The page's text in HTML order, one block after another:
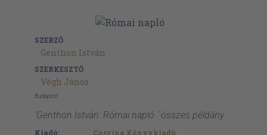
SZERZŐ
Genthon István
SZERKESZTŐ
Végh János
Budapest
'Genthon István: Római napló ' összes példány
Kiadó:
Corvina Könyvkiadó